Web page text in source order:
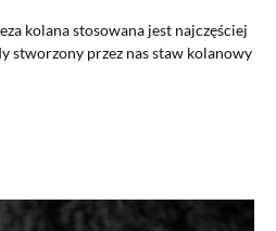
kolana stosowana jest najczęściej
stworzony przez nas staw kolanowy